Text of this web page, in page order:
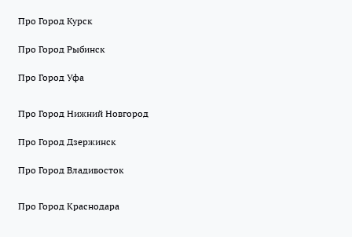
Про Город Курск
Про Город Рыбинск
Про Город Уфа
Про Город Нижний Новгород
Про Город Дзержинск
Про Город Владивосток
Про Город Краснодара